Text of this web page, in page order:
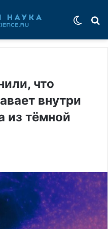
что
внутри
из тёмной